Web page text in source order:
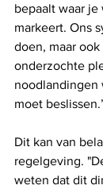
bepaalt waar
markeert. Ons
doen, maar
onderzochte
noodlandingen
moet
Dit kan van
regelgeving.
weten dat dit